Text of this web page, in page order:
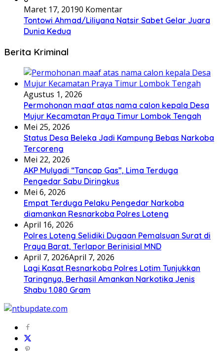
Maret 17, 20190 Komentar
Tontowi Ahmad/Liliyana Natsir Sabet Gelar Juara
Dunia Kedua
Berita Kriminal
Agustus 1, 2026
Permohonan maaf atas nama calon kepala Desa
Mujur Kecamatan Praya Timur Lombok Tengah
Mei 25, 2026
Status Desa Beleka Jadi ‎Kampung Bebas Narkoba
Tercoreng
Mei 22, 2026
AKP Mulyadi “Tancap Gas”, Lima Terduga
Pengedar Sabu Diringkus
Mei 6, 2026
Empat Terduga Pelaku Pengedar Narkoba
diamankan Resnarkoba Polres Loteng
April 16, 2026
Polres Loteng Selidiki Dugaan Pemalsuan Surat di
Praya Barat, Terlapor Berinisial MND
April 7, 2026April 7, 2026
Lagi Kasat Resnarkoba Polres Lotim Tunjukkan
Taringnya, Berhasil Amankan Narkotika Jenis
Shabu 1.080 Gram